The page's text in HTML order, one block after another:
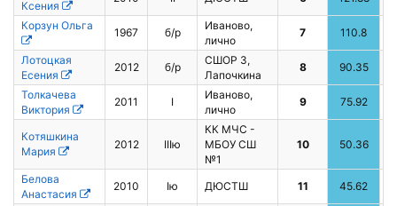
Ксения
Корзун Ольга
1967 б/р
Иваново,
лично
7 110.8
Лотоцкая
Есения
2012 б/р
СШОР 3,
Лапочкина
8 90.35
Толкачева
Виктория
2011 I
Иваново,
лично
9 75.92
Котяшкина
Мария
2012 IIIю
КК МЧС -
МБОУ СШ
№1
10 50.36
Белова
Анастасия
2010 Iю ДЮСТШ 11 45.62